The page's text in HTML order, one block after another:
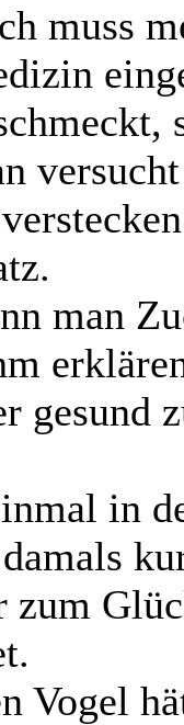
muss
man
gesund
in
zum
Vogel